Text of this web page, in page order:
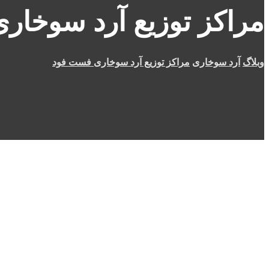
مراکز توزیع آرد
وبلاگ آرد سوخاری مراکز توزیع آرد سوخاری فست فود